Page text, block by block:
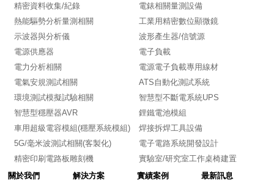
精密資料收集/紀錄
電錶相關量測設備
熱能驅勢分析量測相關
工業用精密數位顯微鏡
示波器與分析儀
波形產生器/信號源
電源供應器
電子負載
電力分析相關
電源電子負載專用線材
電氣安規測試相關
ATS自動化測試系統
環境測試模擬試驗相關
智慧型不斷電系統UPS
智慧型穩壓器AVR
鋰鐵電池模組
車用超級電容模組(穩壓系統模組)
焊接拆焊工具設備
5G/毫米波測試相關(客製化)
電子電路系統開發設計
精密印刷電路板雕刻機
實驗室/研究室工作桌椅建置
關於我們
解決方案 實績案例 最新訊息